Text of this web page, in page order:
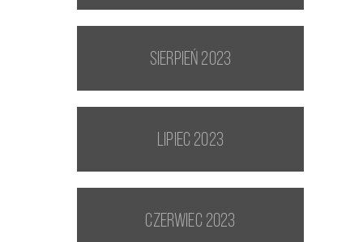
sierpień 2023
lipiec 2023
czerwiec 2023